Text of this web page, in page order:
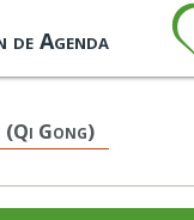
de Agenda
(Qi Gong)